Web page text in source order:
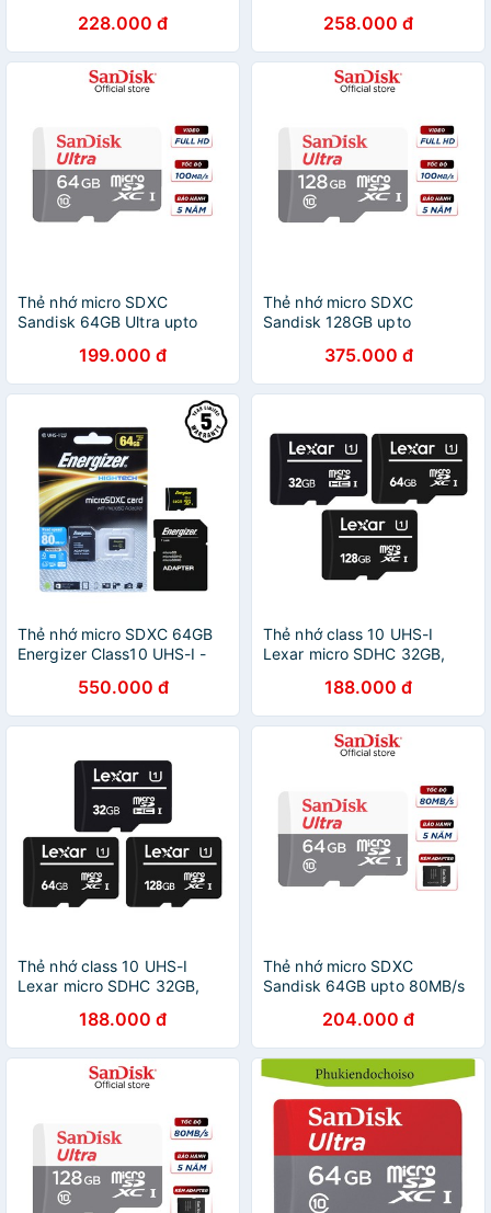
228.000 đ 258.000 đ
Thẻ nhớ micro SDXC
Sandisk 64GB Ultra upto
199.000 đ
Thẻ nhớ micro SDXC
Sandisk 128GB upto
375.000 đ
Thẻ nhớ micro SDXC 64GB
Energizer​​ Class10 UHS-I -
550.000 đ
Thẻ nhớ class 10 UHS-I
Lexar micro SDHC 32GB,
bảo hành 3 năm
188.000 đ
Thẻ nhớ class 10 UHS-I
Lexar micro SDHC 32GB,
bảo hành 3 năm
188.000 đ
Thẻ nhớ micro SDXC
Sandisk 64GB upto 80MB/s
204.000 đ